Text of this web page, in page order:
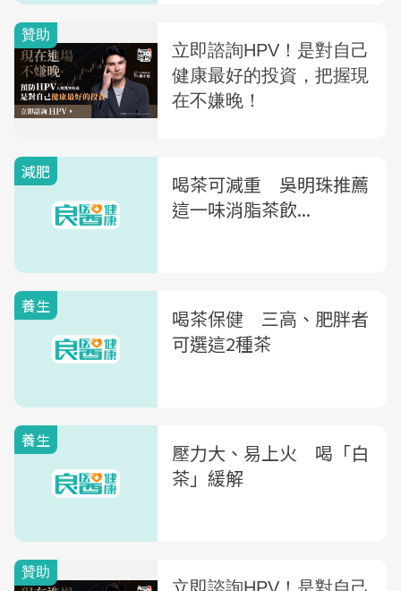
減肥
喝茶可減重 吳明珠推薦
這一味消脂茶飲...
養生
喝茶保健 三高、肥胖者
可選這2種茶
養生
壓力大、易上火 喝「白
茶」緩解